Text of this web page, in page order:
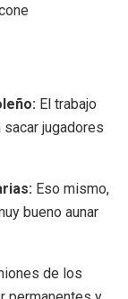
El trabajo
jugadores
Eso mismo,
bueno aunar
de los